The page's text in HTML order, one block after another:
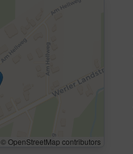
© OpenStreetMap contributors